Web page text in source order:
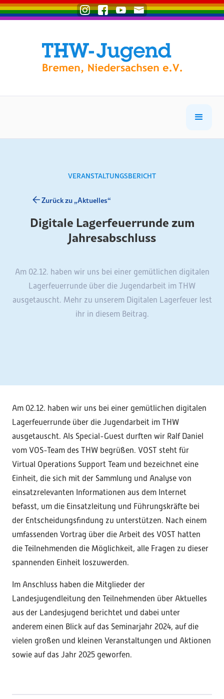
VERANSTALTUNGSBERICHT
Digitale Lagerfeuerrunde zum
Jahresabschluss
Am 02.12. haben wir uns bei einer gemütlichen digitalen
Lagerfeuerrunde über die Jugendarbeit im THW
ausgetauscht. Mehr zu unserem Digitalen Lagerfeuer lest
ihr in diesem Beitrag.
Zurück zu „Aktuelles“
Am 02.12. haben wir uns bei einer gemütlichen digitalen
Lagerfeuerrunde über die Jugendarbeit im THW
ausgetauscht. Als Special-Guest durften wir Ralf Daniel
vom VOS-Team des THW begrüßen. VOST steht für
Virtual Operations Support Team und bezeichnet eine
Einheit, die sich mit der Sammlung und Analyse von
einsatzrelevanten Informationen aus dem Internet
befasst, um die Einsatzleitung und Führungskräfte bei
der Entscheidungsfindung zu unterstützen. Nach einem
umfassenden Vortrag über die Arbeit des VOST hatten
die Teilnehmenden die Möglichkeit, alle Fragen zu dieser
spannenden Einheit loszuwerden.
Im Anschluss haben die Mitglieder der
Landesjugendleitung den Teilnehmenden über Aktuelles
aus der Landesjugend berichtet und dabei unter
anderem einen Blick auf das Seminarjahr 2024, auf die
vielen großen und kleinen Veranstaltungen und Aktionen
sowie auf das Jahr 2025 geworfen.